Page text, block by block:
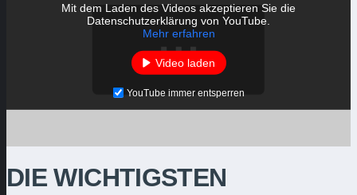
Mit dem Laden des Videos akzeptieren Sie die
Datenschutzerklärung von YouTube.
Mehr erfahren
Video laden
YouTube immer entsperren
DIE WICHTIGSTEN